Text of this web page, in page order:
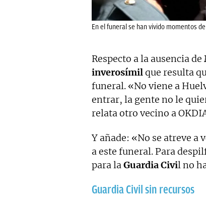
En el funeral se han vivido momentos
Respecto a la ausencia de
inverosímilque resulta
funeral. «No viene a
entrar, la gente no le
relata otro vecino a
Y añade: «No se atreve a
a este funeral. Para
para laGuardia Civil no
Guardia Civil sin recursos